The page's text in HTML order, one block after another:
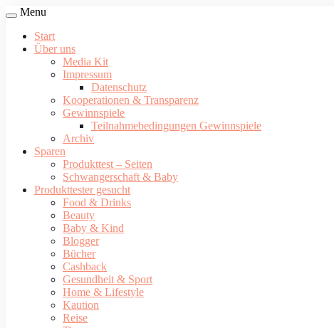
Menu
Start
Über uns
Media Kit
Impressum
Datenschutz
Kooperationen & Transparenz
Gewinnspiele
Teilnahmebedingungen Gewinnspiele
Archiv
Sparen
Produkttest – Seiten
Schwangerschaft & Baby
Produkttester gesucht
Food & Drinks
Beauty
Baby & Kind
Blogger
Bücher
Cashback
Gesundheit & Sport
Home & Lifestyle
Kaution
Reise